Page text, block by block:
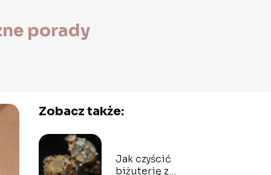
porady
Zobacz także:
Jak czyścić
biżuterię z